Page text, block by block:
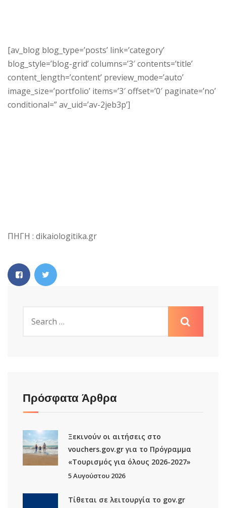
[av_blog blog_type=’posts’ link=’category’
blog_style=’blog-grid’ columns=’3′ contents=’title’
content_length=’content’ preview_mode=’auto’
image_size=’portfolio’ items=’3′ offset=’0′ paginate=’no’
conditional=” av_uid=’av-2jeb3p’]
ΠΗΓΗ : dikaiologitika.gr
Πρόσφατα Άρθρα
Ξεκινούν οι αιτήσεις στο
vouchers.gov.gr για το Πρόγραμμα
«Τουρισμός για όλους 2026-2027»
5 Αυγούστου 2026
Τίθεται σε λειτουργία το gov.gr